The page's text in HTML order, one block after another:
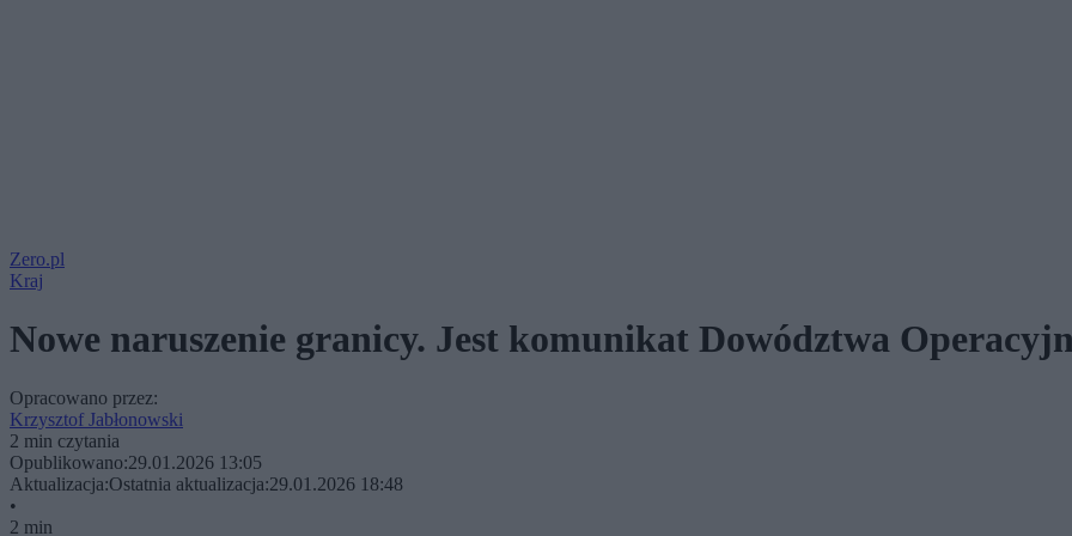
Zero.pl
Kraj
Nowe naruszenie granicy. Jest komunikat Dowództwa
Opracowano przez:
Krzysztof Jabłonowski
2 min czytania
Opublikowano:29.01.2026 13:05
Aktualizacja:Ostatnia aktualizacja:29.01.2026 18:48
•
2 min